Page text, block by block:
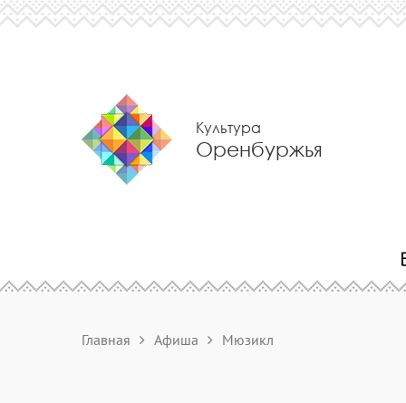
Культура
Оренбуржья
Главная Афиша Мюзикл